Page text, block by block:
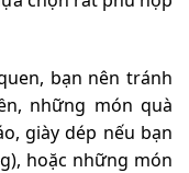
bạn nên tránh
những món quà
giày dép nếu bạn
hoặc những món